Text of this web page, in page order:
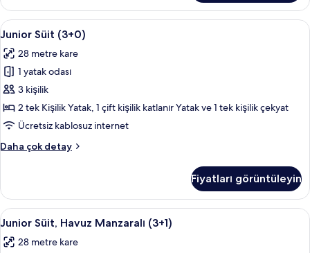
(2+2)
hakkında
daha
detay
Junior
Süit
(3+0)
için
tüm
fotoğrafları
görün
13
Junior Süit (3+0)
28 metre kare
1 yatak odası
3 kişilik
2 tek Kişilik Yatak, 1 çift kişilik katlanır Yatak ve 1 tek kişilik çekyat
Ücretsiz kablosuz internet
Daha çok detay
Junior
daha
fazla
detay
Fiyatları görüntüleyin
Junior
Süit,
Havuz
13
Junior Süit, Havuz Manzaralı (3+1)
28 metre kare